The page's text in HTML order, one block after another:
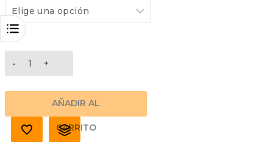
EXTRACTOR
PATAS
cantidad
AÑADIR AL
CARRITO